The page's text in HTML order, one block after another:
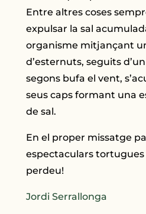
Entre altres coses
expulsar la sal
organisme mitjançant
d’esternuts, seguits
segons bufa el vent,
seus caps formant una
de sal.
En el proper missatge
espectaculars tortugues
perdeu!
Jordi Serrallonga